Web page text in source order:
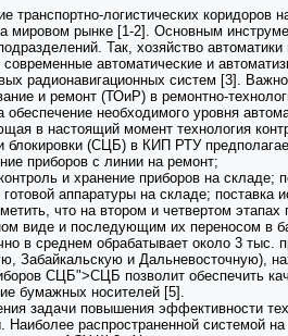
транспортно-логистических коридоров
мировом рынке [1-2]. Основным
Так, хозяйство
современные автоматические и
радионавигационных систем [3].
и ремонт (ТОиР) в ремонтно-
обеспечение необходимого уровня
в настоящий момент технология
блокировки (СЦБ) в КИП РТУ
приборов с линии на ремонт;
и хранение приборов на складе;
готовой аппаратуры на складе; поставка
что на втором и четвертом
виде и последующим их переносом в
в среднем обрабатывает около 3 тыс.
Забайкальскую и Дальневосточную),
СЦБ">СЦБ позволит обеспечить
бумажных носителей [5].
задачи повышения эффективности
Наиболее распространенной системой